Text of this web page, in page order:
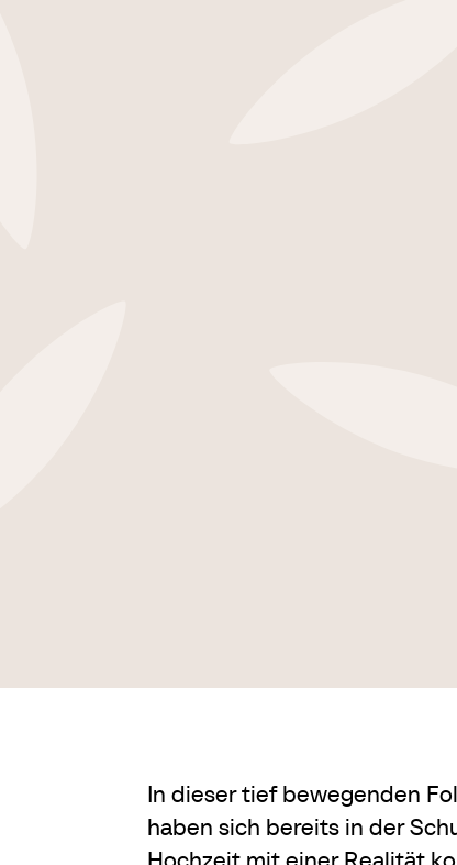
In dieser tief bewegenden
haben sich bereits in der